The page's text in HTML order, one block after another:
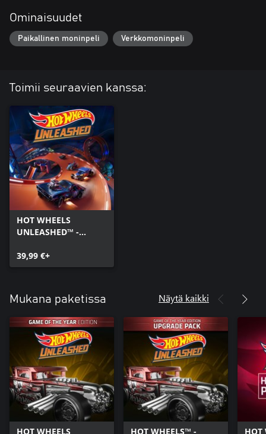
Ominaisuudet
Paikallinen moninpeli Verkkomoninpeli
Toimii seuraavien kanssa:
HOT WHEELS
UNLEASHED™ -
39,99 €+
Mukana paketissa Näytä kaikki
HOT WHEELS HOT WHEELS™ - HOT